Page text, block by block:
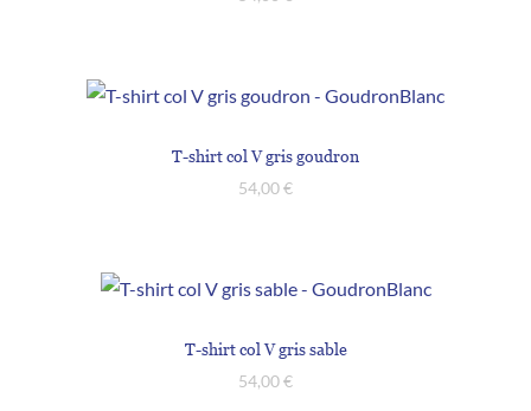
T-shirt col V gris goudron
54,00€
T-shirt col V gris sable
54,00€